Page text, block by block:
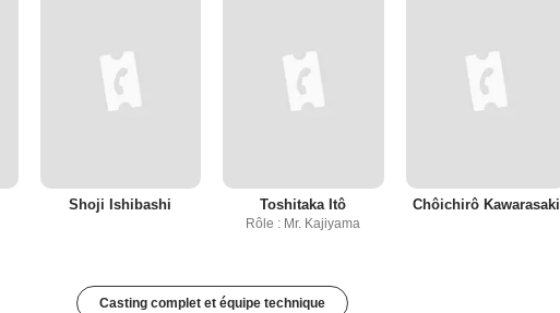
Shoji Ishibashi Toshitaka Itô
Rôle : Mr. Kajiyama
Chôichirô Kawarasaki
Casting complet et équipe technique